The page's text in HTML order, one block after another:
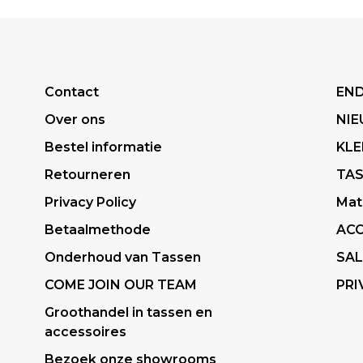
Contact
Over ons
Bestel informatie
Retourneren
Privacy Policy
Betaalmethode
Onderhoud van Tassen
COME JOIN OUR TEAM
Groothandel in tassen en
accessoires
Bezoek onze showrooms